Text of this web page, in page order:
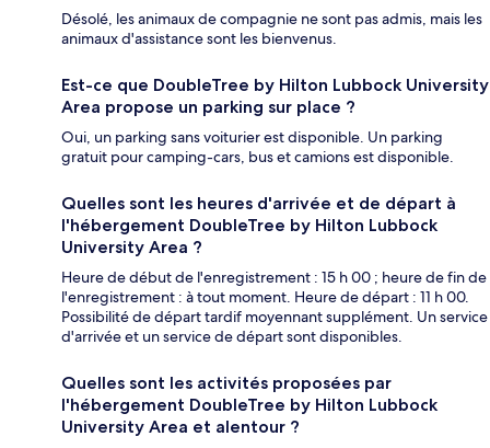
Désolé, les animaux de compagnie ne sont pas admis, mais les
animaux d'assistance sont les bienvenus.
Est-ce que DoubleTree by Hilton Lubbock University
Area propose un parking sur place ?
Oui, un parking sans voiturier est disponible. Un parking
gratuit pour camping-cars, bus et camions est disponible.
Quelles sont les heures d'arrivée et de départ à
l'hébergement DoubleTree by Hilton Lubbock
University Area ?
Heure de début de l'enregistrement : 15 h 00 ; heure de fin de
l'enregistrement : à tout moment. Heure de départ : 11 h 00.
Possibilité de départ tardif moyennant supplément. Un service
d'arrivée et un service de départ sont disponibles.
Quelles sont les activités proposées par
l'hébergement DoubleTree by Hilton Lubbock
University Area et alentour ?